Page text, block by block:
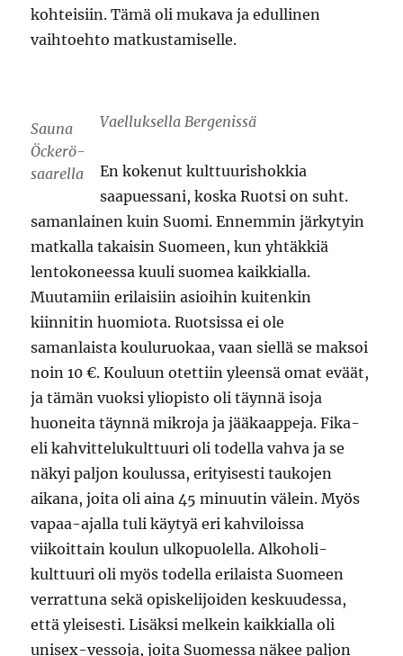
kohteisiin. Tämä oli mukava ja edullinen
vaihtoehto matkustamiselle.
Sauna
Öckerö-
saarella
Vaelluksella Bergenissä
En kokenut kulttuurishokkia
saapuessani, koska Ruotsi on suht.
samanlainen kuin Suomi. Ennemmin järkytyin
matkalla takaisin Suomeen, kun yhtäkkiä
lentokoneessa kuuli suomea kaikkialla.
Muutamiin erilaisiin asioihin kuitenkin
kiinnitin huomiota. Ruotsissa ei ole
samanlaista kouluruokaa, vaan siellä se maksoi
noin 10 €. Kouluun otettiin yleensä omat eväät,
ja tämän vuoksi yliopisto oli täynnä isoja
huoneita täynnä mikroja ja jääkaappeja. Fika-
eli kahvittelukulttuuri oli todella vahva ja se
näkyi paljon koulussa, erityisesti taukojen
aikana, joita oli aina 45 minuutin välein. Myös
vapaa-ajalla tuli käytyä eri kahviloissa
viikoittain koulun ulkopuolella. Alkoholi-
kulttuuri oli myös todella erilaista Suomeen
verrattuna sekä opiskelijoiden keskuudessa,
että yleisesti. Lisäksi melkein kaikkialla oli
unisex-vessoja, joita Suomessa näkee paljon